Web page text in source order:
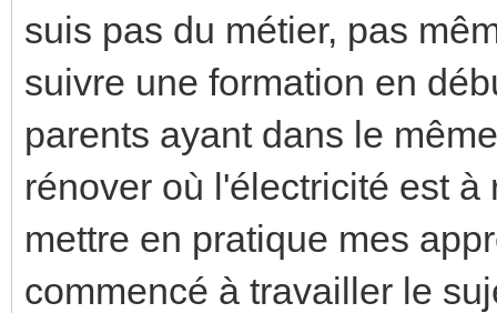
suis pas du métier, pas
suivre une formation en
parents ayant dans le
rénover où l'électricité est
mettre en pratique mes
commencé à travailler le